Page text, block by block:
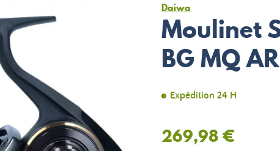
Daiwa
Moulinet
BG MQ
Expédition 24 H
269,98 €